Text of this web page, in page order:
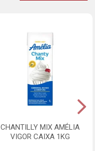
CHANTILLY MIX AMÉLIA
VIGOR CAIXA 1KG